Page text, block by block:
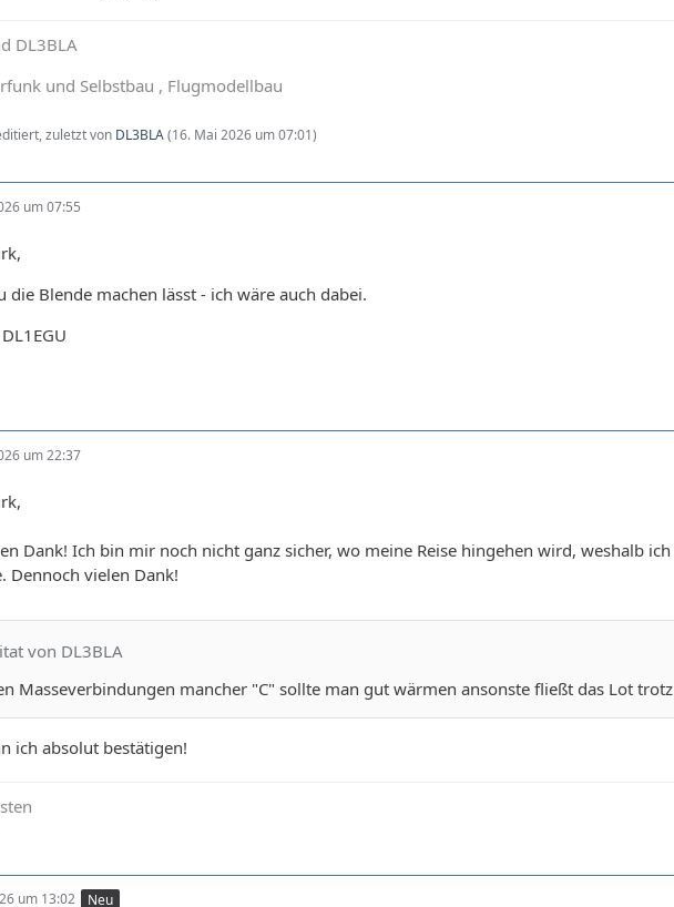
DL3BLA
und Selbstbau , Flugmodellbau
zuletzt von DL3BLA(16. Mai 2026 um 07:01)
um 07:55
die Blende machen lässt - ich wäre auch dabei.
um 22:37
Dank! Ich bin mir noch nicht ganz sicher, wo meine Reise hingehen wird, weshalb
Dennoch vielen Dank!
von DL3BLA
Masseverbindungen mancher "C" sollte man gut wärmen ansonste fließt das Lot
ich absolut bestätigen!
um 13:02 Neu